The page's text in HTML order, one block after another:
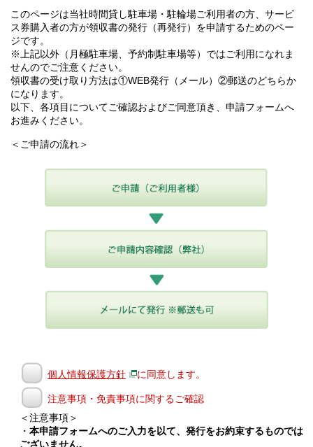
このページは当社時間貸し駐車場・駐輪場ご利用者の方、サービ
ス券購入者の方が領収書の発行（再発行）を申請するためのペー
ジです。
※上記以外（月極駐車場、予約制駐車場等）ではご利用になれま
せんのでご注意ください。
領収書の受け取り方法は①WEB発行（メール）②郵送のどちらか
になります。
以下、各項目についてご確認およびご同意頂き、申請フォームへ
お進みください。
＜ご申請の流れ＞
個人情報保護方針 に同意します。
注意事項・免責事項に関するご確認
＜注意事項＞
・ 本申請フォームへのご入力を以て、発行をお約束するものでは
ございません。